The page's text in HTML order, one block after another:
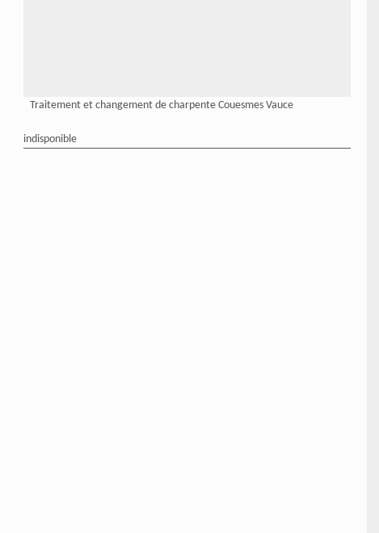
Traitement et changement de charpente Couesmes Vauce
indisponible